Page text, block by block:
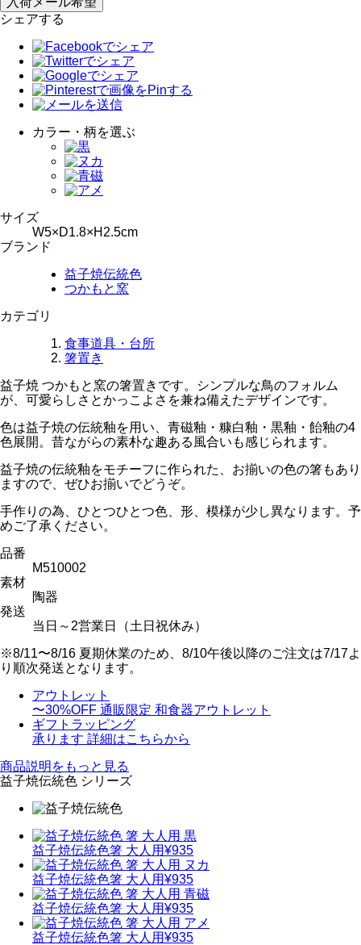
シェアする
カラー・柄を選ぶ
サイズ
W5×D1.8×H2.5cm
ブランド
益子焼伝統色
つかもと窯
カテゴリ
食事道具・台所
箸置き
益子焼 つかもと窯の箸置きです。シンプルな鳥のフォルム
が、可愛らしさとかっこよさを兼ね備えたデザインです。
色は益子焼の伝統釉を用い、青磁釉・糠白釉・黒釉・飴釉の4
色展開。昔ながらの素朴な趣ある風合いも感じられます。
益子焼の伝統釉をモチーフに作られた、お揃いの色の箸もあり
ますので、ぜひお揃いでどうぞ。
手作りの為、ひとつひとつ色、形、模様が少し異なります。予
めご了承ください。
品番
M510002
素材
陶器
発送
当日～2営業日（土日祝休み）
※8/11〜8/16 夏期休業のため、8/10午後以降のご注文は7/17よ
り順次発送となります。
アウトレット
〜30%OFF 通販限定 和食器アウトレット
ギフトラッピング
承ります 詳細はこちらから
商品説明をもっと見る
益子焼伝統色 シリーズ
益子焼伝統色箸 大人用¥935
益子焼伝統色箸 大人用¥935
益子焼伝統色箸 大人用¥935
益子焼伝統色箸 大人用¥935